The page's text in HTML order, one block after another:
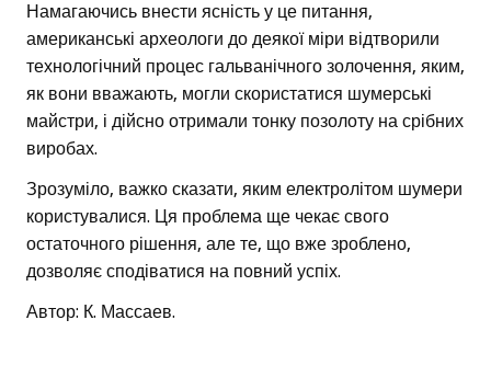
Намагаючись внести ясність у це питання,
американські археологи до деякої міри відтворили
технологічний процес гальванічного золочення, яким,
як вони вважають, могли скористатися шумерські
майстри, і дійсно отримали тонку позолоту на срібних
виробах.
Зрозуміло, важко сказати, яким електролітом шумери
користувалися. Ця проблема ще чекає свого
остаточного рішення, але те, що вже зроблено,
дозволяє сподіватися на повний успіх.
Автор: К. Массаев.